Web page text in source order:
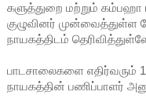
களுத்துறை மற்றும் கம்பஹா
குழுவினர் முன்வைத்துள்ள
நாயகத்திடம்
பாடசாலைகளை எதிர்வரும்
நாயகத்தின் பணிப்பாளர்